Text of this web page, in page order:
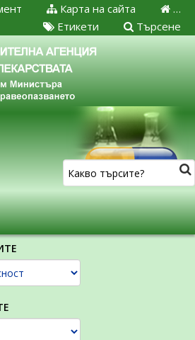
…
Карта на сайта
Търсене
Етикети